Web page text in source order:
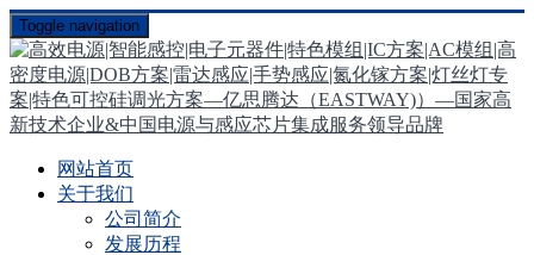
Toggle navigation
网站首页
关于我们
公司简介
发展历程